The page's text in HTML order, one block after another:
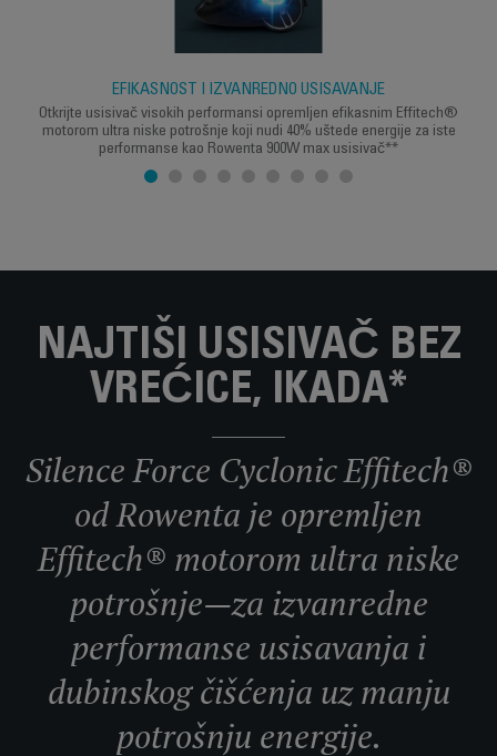
EFIKASNOST I IZVANREDNO USISAVANJE
Otkrijte usisivač visokih performansi opremljen efikasnim Effitech®
motorom ultra niske potrošnje koji nudi 40% uštede energije za iste
performanse kao Rowenta 900W max usisivač**
NAJTIŠI USISIVAČ BEZ
VREĆICE, IKADA*
Silence Force Cyclonic Effitech®
od Rowenta je opremljen
Effitech® motorom ultra niske
potrošnje—za izvanredne
performanse usisavanja i
dubinskog čišćenja uz manju
potrošnju energije.